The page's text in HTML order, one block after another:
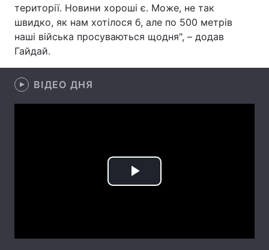
Лонгріди
Відео з Youtube
Інтерв'ю
Архів Вакансії
території. Новини хороші є. Може, не так
швидко, як нам хотілося б, але по 500 метрів
наші війська просуваються щодня", – додав
Гайдай.
ВІДЕО ДНЯ
Play